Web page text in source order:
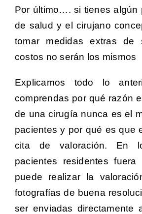
Por último…. si tienes algún
de salud y el cirujano
tomar medidas extras de
costos no serán los mismos
Explicamos todo lo
comprendas por qué razón
de una cirugía nunca es el
pacientes y por qué es que
cita de valoración. En
pacientes residentes
puede realizar la
fotografías de buena
ser enviadas directamente